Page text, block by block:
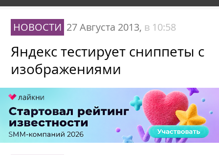
НОВОСТИ 27 Августа 2013, в 10:58
Яндекс тестирует сниппеты с
изображениями